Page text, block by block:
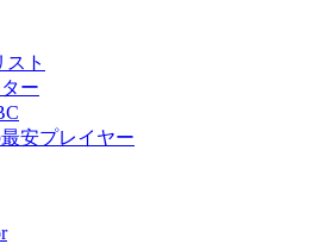
スト
ー
安プレイヤー